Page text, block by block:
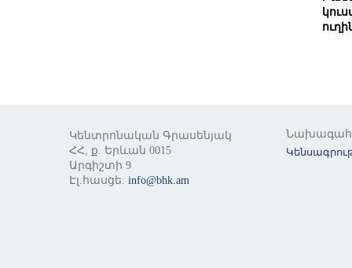
Կենտրոնական Գրասենյակ
ՀՀ, ք. Երևան 0015
Արգիշտի 9
Էլ.հասցե: info@bhk.am
Նախագահ